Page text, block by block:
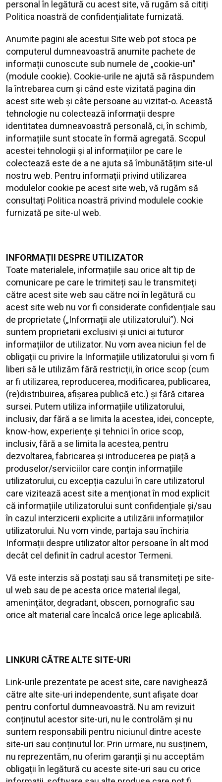
personal în legătură cu acest site, vă rugăm să citiți
Politica noastră de confidențialitate furnizată.
Anumite pagini ale acestui Site web pot stoca pe
computerul dumneavoastră anumite pachete de
informații cunoscute sub numele de „cookie-uri”
(module cookie). Cookie-urile ne ajută să răspundem
la întrebarea cum și când este vizitată pagina din
acest site web și câte persoane au vizitat-o. Această
tehnologie nu colectează informații despre
identitatea dumneavoastră personală, ci, în schimb,
informațiile sunt stocate în formă agregată. Scopul
acestei tehnologii și al informațiilor pe care le
colectează este de a ne ajuta să îmbunătățim site-ul
nostru web. Pentru informații privind utilizarea
modulelor cookie pe acest site web, vă rugăm să
consultați Politica noastră privind modulele cookie
furnizată pe site-ul web.
INFORMAȚII DESPRE UTILIZATOR
Toate materialele, informațiile sau orice alt tip de
comunicare pe care le trimiteți sau le transmiteți
către acest site web sau către noi în legătură cu
acest site web nu vor fi considerate confidențiale sau
de proprietate („Informații ale utilizatorului”). Noi
suntem proprietarii exclusivi și unici ai tuturor
informațiilor de utilizator. Nu vom avea niciun fel de
obligații cu privire la Informațiile utilizatorului și vom fi
liberi să le utilizăm fără restricții, în orice scop (cum
ar fi utilizarea, reproducerea, modificarea, publicarea,
(re)distribuirea, afișarea publică etc.) și fără citarea
sursei. Putem utiliza informațiile utilizatorului,
inclusiv, dar fără a se limita la acestea, idei, concepte,
know-how, experiențe și tehnici în orice scop,
inclusiv, fără a se limita la acestea, pentru
dezvoltarea, fabricarea și introducerea pe piață a
produselor/serviciilor care conțin informațiile
utilizatorului, cu excepția cazului în care utilizatorul
care vizitează acest site a menționat în mod explicit
că informațiile utilizatorului sunt confidențiale și/sau
în cazul interzicerii explicite a utilizării informațiilor
utilizatorului. Nu vom vinde, partaja sau închiria
Informații despre utilizator altor persoane în alt mod
decât cel definit în cadrul acestor Termeni.
Vă este interzis să postați sau să transmiteți pe site-
ul web sau de pe acesta orice material ilegal,
amenințător, degradant, obscen, pornografic sau
orice alt material care încalcă orice lege aplicabilă.
LINKURI CĂTRE ALTE SITE-URI
Link-urile prezentate pe acest site, care navighează
către alte site-uri independente, sunt afișate doar
pentru confortul dumneavoastră. Nu am revizuit
conținutul acestor site-uri, nu le controlăm și nu
suntem responsabili pentru niciunul dintre aceste
site-uri sau conținutul lor. Prin urmare, nu susținem,
nu reprezentăm, nu oferim garanții și nu acceptăm
obligații în legătură cu aceste site-uri sau cu orice